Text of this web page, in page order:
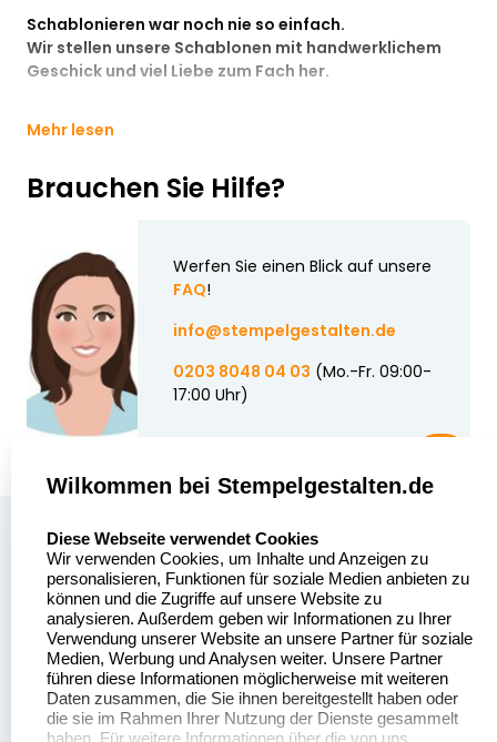
Schablonieren war noch nie so einfach.
Wir stellen unsere Schablonen mit handwerklichem
Geschick und viel Liebe zum Fach her.
Mehr lesen
Brauchen Sie Hilfe?
Werfen Sie einen Blick auf unsere
FAQ!
info@stempelgestalten.de
0203 8048 04 03 (Mo.-Fr. 09:00-
17:00 Uhr)
Stempelgestalten.de
Asterlager Straße 97
47228 Duisburg
Deutschland
Über uns
Sitemap
Alle
Stempelinformationen
Wilkommen bei Stempelgestalten.de
Diese Webseite verwendet Cookies
Wir verwenden Cookies, um Inhalte und Anzeigen zu
personalisieren, Funktionen für soziale Medien anbieten zu
können und die Zugriffe auf unsere Website zu
analysieren. Außerdem geben wir Informationen zu Ihrer
Verwendung unserer Website an unsere Partner für soziale
Medien, Werbung und Analysen weiter. Unsere Partner
führen diese Informationen möglicherweise mit weiteren
Daten zusammen, die Sie ihnen bereitgestellt haben oder
die sie im Rahmen Ihrer Nutzung der Dienste gesammelt
haben. Für weitere Informationen über die von uns